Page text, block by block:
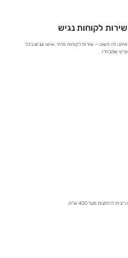
שירות לקוחות נגיש
איתנו זה פשוט – שירות לקוחות מהיר, אישי ונגיש בכל
ערוץ שתבחרו.